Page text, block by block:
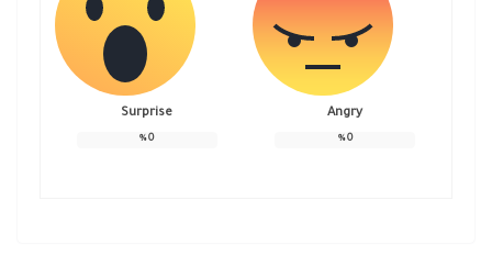
Angry
0
%
Surprise
0
%